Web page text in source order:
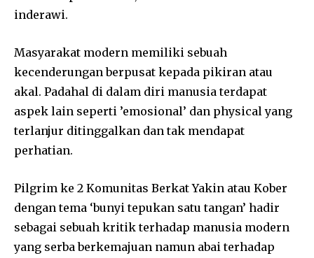
inderawi.
Masyarakat modern memiliki sebuah
kecenderungan berpusat kepada pikiran atau
akal. Padahal di dalam diri manusia terdapat
aspek lain seperti ’emosional’ dan physical yang
terlanjur ditinggalkan dan tak mendapat
perhatian.
Pilgrim ke 2 Komunitas Berkat Yakin atau Kober
dengan tema ‘bunyi tepukan satu tangan’ hadir
sebagai sebuah kritik terhadap manusia modern
yang serba berkemajuan namun abai terhadap